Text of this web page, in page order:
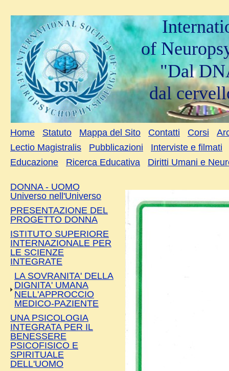
of
"Dal
dal
Home Statuto Mappa del Sito Contatti Corsi
Lectio Magistralis
Pubblicazioni
Interviste e filmati
Educazione
Ricerca Educativa Diritti Umani e
DONNA - UOMO
Universo nell'Universo
PRESENTAZIONE DEL
PROGETTO DONNA
ISTITUTO SUPERIORE
INTERNAZIONALE PER
LE SCIENZE
INTEGRATE
LA SOVRANITA' DELLA
DIGNITA' UMANA
NELL'APPROCCIO
MEDICO-PAZIENTE
UNA PSICOLOGIA
INTEGRATA PER IL
BENESSERE
PSICOFISICO E
SPIRITUALE
DELL'UOMO